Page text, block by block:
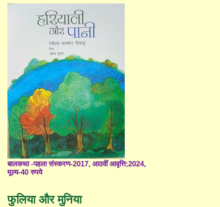
बालकथा -पहला संस्करण-2017, आठवीं आवृत्ति;2024,
मूल्य-40 रुपये
फुलिया और मुनिया